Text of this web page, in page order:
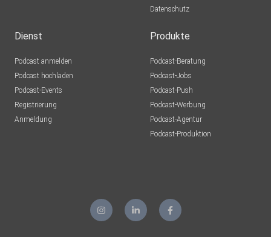
Datenschutz
Dienst
Podcast anmelden
Podcast hochladen
Podcast-Events
Registrierung
Anmeldung
Produkte
Podcast-Beratung
Podcast-Jobs
Podcast-Push
Podcast-Werbung
Podcast-Agentur
Podcast-Produktion